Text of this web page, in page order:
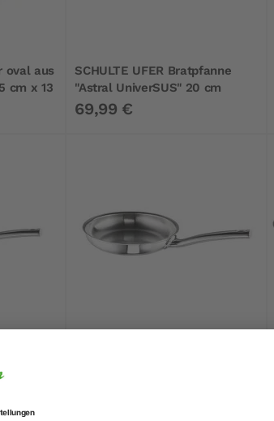
oval aus
cm x 13
SCHULTE UFER Bratpfanne
"Astral UniverSUS" 20 cm
69,99 €